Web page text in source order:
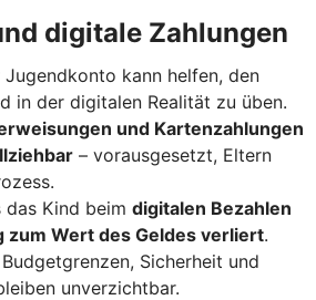
digitale Zahlungen
kann helfen, den
in der digitalen Realität zu üben.
und Kartenzahlungen
– vorausgesetzt, Eltern
Kind beim digitalen Bezahlen
zum Wert des Geldes verliert.
Sicherheit und
unverzichtbar.